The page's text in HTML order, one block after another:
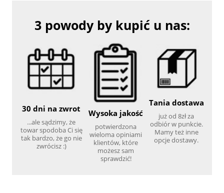
3 powody by kupić u nas:
30 dni na zwrot
...ale sądzimy, że
towar spodoba Ci się
tak bardzo, że go nie
zwrócisz :)
Wysoka jakość
potwierdzona
wieloma opiniami
klientów, które
możesz sam
sprawdzić!
Tania dostawa
już od 8zł za
odbiór w punkcie.
Mamy też inne
opcje dostawy.